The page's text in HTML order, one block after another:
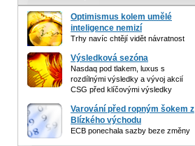
Optimismus kolem umělé
inteligence nemizí
Trhy navíc chtějí vidět návratnost
Výsledková sezóna
Nasdaq pod tlakem, luxus s
rozdílnými výsledky a vývoj akcií
CSG před klíčovými výsledky
Varování před ropným šokem z
Blízkého východu
ECB ponechala sazby beze změny